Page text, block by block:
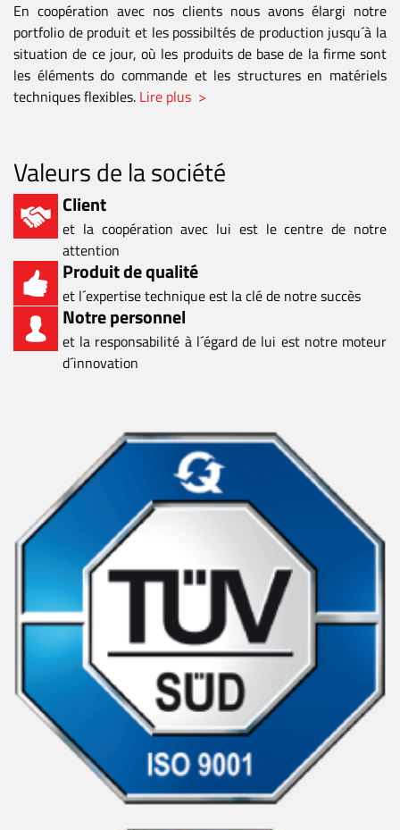
En coopération avec nos clients nous avons élargi notre
portfolio de produit et les possibiltés de production jusqu´à la
situation de ce jour, où les produits de base de la firme sont
les éléments do commande et les structures en matériels
techniques flexibles. Lire plus >
Valeurs de la société
Client
et la coopération avec lui est le centre de notre
attention
Produit de qualité
et l´expertise technique est la clé de notre succès
Notre personnel
et la responsabilité à l´égard de lui est notre moteur
d´innovation